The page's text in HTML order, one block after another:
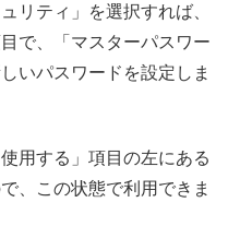
リティ」を選択すれば、
で、「マスターパスワー
いパスワードを設定しま
用する」項目の左にある
、この状態で利用できま